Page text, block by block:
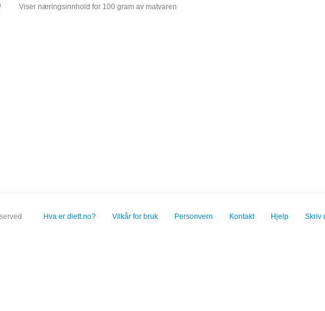
Viser næringsinnhold for 100 gram av matvaren
Hva er diett.no? Vilkår for bruk Personvern Kontakt Hjelp Skriv